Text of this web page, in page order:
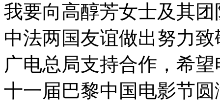
我要向高醇芳女士及其
中法两国友谊做出努力
广电总局支持合作，希
十一届巴黎中国电影节